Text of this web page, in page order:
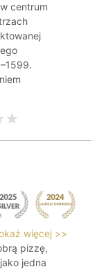
centrum
więcej >>
pizzę,
jedna